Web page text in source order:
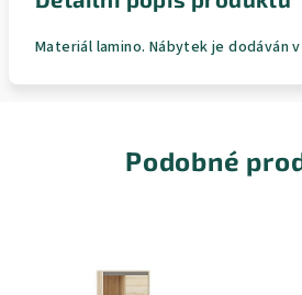
Materiál lamino. Nábytek je dodáván
Podobné